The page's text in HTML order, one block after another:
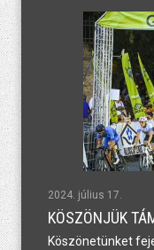
2024. július 17.
KÖSZÖNJÜK
Köszönetünket